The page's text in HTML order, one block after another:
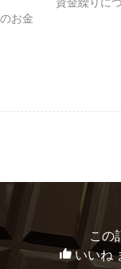
お金
この
いいね